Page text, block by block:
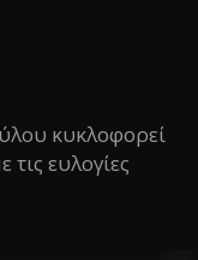
κυκλοφορεί
ευλογίες